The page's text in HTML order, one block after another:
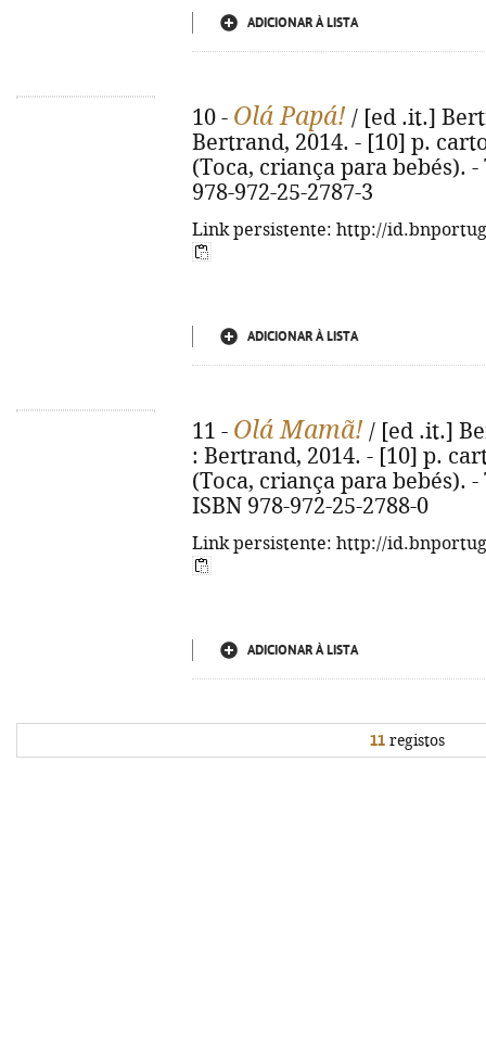
ADICIONAR À LISTA
10 - Olá Papá! / [ed .it.]
Bertrand, 2014. - [10] p.
(Toca, criança para bebés).
978-972-25-2787-3
Link persistente: http://
ADICIONAR À LISTA
11 - Olá Mamã! / [ed .it.]
: Bertrand, 2014. - [10] p.
(Toca, criança para bebés).
ISBN 978-972-25-2788-0
Link persistente: http://
ADICIONAR À LISTA
11registos